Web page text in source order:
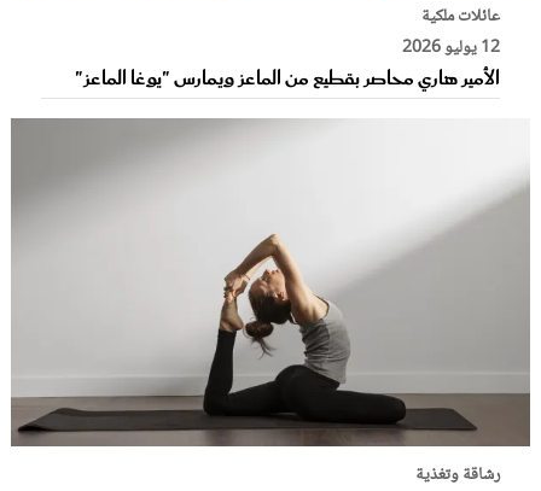
عائلات ملكية
12 يوليو 2026
الأمير هاري محاصر بقطيع من الماعز ويمارس "يوغا الماعز"
رشاقة وتغذية